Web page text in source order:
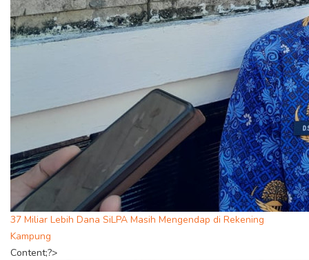
37 Miliar Lebih Dana SiLPA Masih Mengendap di Rekening
Kampung
Content;?>